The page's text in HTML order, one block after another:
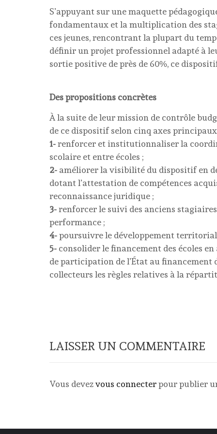
S’appuyant sur une maquette
fondamentaux et la multiplication des
ces jeunes, rencontrant la plupart du
définir un projet professionnel adapté à
sortie positive de près de 60%, ce
Des propositions concrètes
À la suite de leur mission de contrôle
de ce dispositif selon cinq axes
1-renforcer et institutionnaliser la
scolaire et entre écoles ;
2- améliorer la visibilité du dispositif en
dotant l’attestation de compétences
reconnaissance juridique ;
3-renforcer le suivi des anciens
performance ;
4-poursuivre le développement territorial
5- consolider le financement des écoles
de participation de l’État au financement
collecteurs les règles relatives à la
LAISSER UN COMMENTAIRE
Vous devezvous connecterpour publier